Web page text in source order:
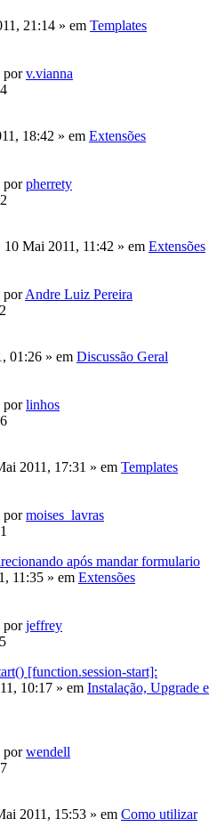
21:14 » em Templates
porv.vianna
18:42 » em Extensões
porpherrety
10 Mai 2011, 11:42 » em Extensões
porAndre Luiz Pereira
01:26 » em Discussão Geral
porlinhos
2011, 17:31 » em Templates
pormoises_lavras
após mandar formulario
11:35 » em Extensões
porjeffrey
[function.session-start]:
10:17 » em Instalação, Upgrade e
porwendell
2011, 15:53 » em Como utilizar